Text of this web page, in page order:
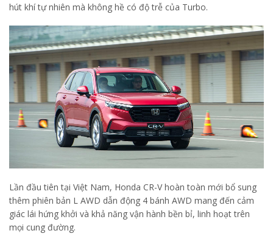
hút khí tự nhiên mà không hề có độ trễ của Turbo.
Lần đầu tiên tại Việt Nam, Honda CR-V hoàn toàn mới bổ sung
thêm phiên bản L AWD dẫn động 4 bánh AWD mang đến cảm
giác lái hứng khởi và khả năng vận hành bền bỉ, linh hoạt trên
mọi cung đường.